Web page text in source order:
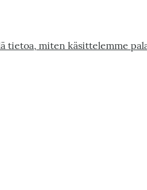
tietoa, miten käsittelemme